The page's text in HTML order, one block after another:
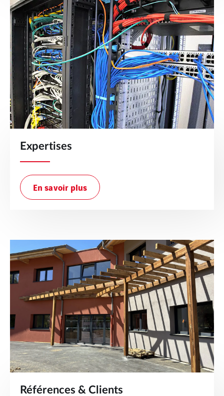
Expertises
En savoir plus
Références & Clients